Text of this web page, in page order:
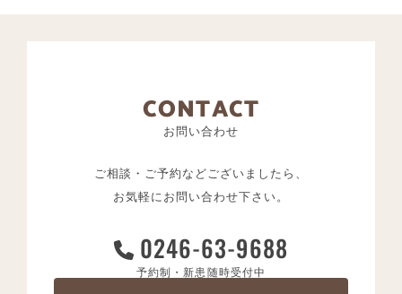
CONTACT
お問い合わせ
ご相談・ご予約などございましたら、
お気軽にお問い合わせ下さい。
0246-63-9688
予約制・新患随時受付中